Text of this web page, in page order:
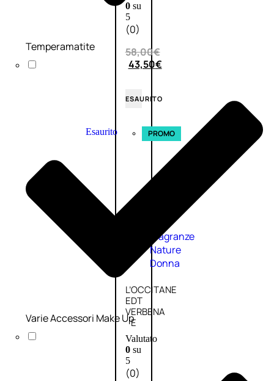
0su
5
(0)
58,00€
43,50€
ESAURITO
Esaurito PROMO
Fragranze
Nature
Donna
L’OCCITANE
EDT
VERBENA
E
Valutato
0su
5
(0)
Temperamatite
Varie Accessori Make Up